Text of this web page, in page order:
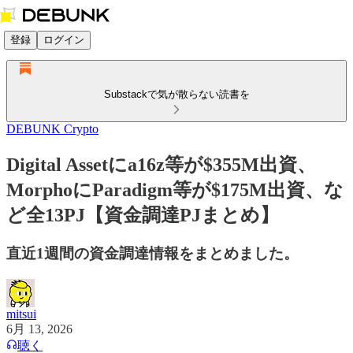
登録 ログイン
Substackで気が散らない読書を
DEBUNK Crypto
Digital Assetにa16z等が$355M出資、
MorphoにParadigm等が$175M出資、な
ど全13PJ【資金調達PJまとめ】
直近1週間の資金調達情報をまとめました。
mitsui
6月 13, 2026
聴く